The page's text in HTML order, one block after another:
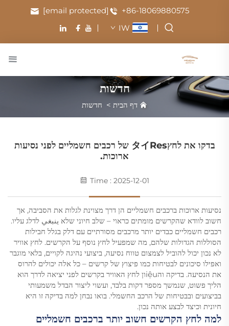
+86-18069880575
[email protected]
IW
חדשות
דף הבית > חדשות
בדקו את לחץタイres של רכבים חשמליים לפני נסיעות
ארוכות.
Time : 2025-12-01
נסיעות ארוכות ברכבים חשמליים הן דרך מצוינת לגלות את הסביבה, אך
חשוב לוודא שהקרשים מומתים כראוי – שלב חיוני שלא ينبغي לדלג עליו.
רכבים חשמליים כבדים יותר מרכבים מסורתיים עם דלק בגלל חבילות
הסוללות הגדולות שלהם, מה שמפעיל לחץ נוסף על הקרשים. לחץ אוויר
לא נכון יכול להוביל לצמצום טווח נסיעה, ביצועי נהיגה לקויים, בלאי מוגבר
ואפילו סיכונים לבטיחות כמו פיצוץ של קרשים – כל אלה יכולים להרוס
את הנסיעה. בדיקה והiệuון לחץ האוויר בקרשים לפני יציאה לדרך הוא
הליך פשוט, שנמשך מספר דקות בלבד, ועשוי ליצור הבדל משמעותי
בביצועים ובבטיחות של הרכב החשמלי. בואו נבחן למה בדיקה זו היא
חיונית וכיצד לבצע אותה נכון.
למה לחץ הקרשים חשוב יותר ברכבים חשמליים